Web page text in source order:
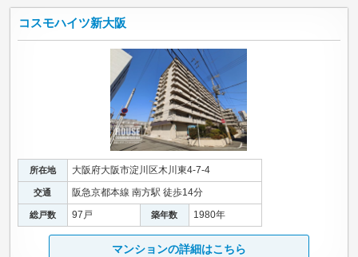
コスモハイツ新大阪
所在地 大阪府大阪市淀川区木川東4-7-4
交通 阪急京都本線 南方駅 徒歩14分
総戸数 97戸 築年数 1980年
マンションの詳細はこちら